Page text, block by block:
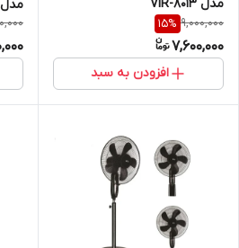
مدل VIR-8013
9,000,000
15%
7,600,000
افزودن به سبد
مدل ESF-7650